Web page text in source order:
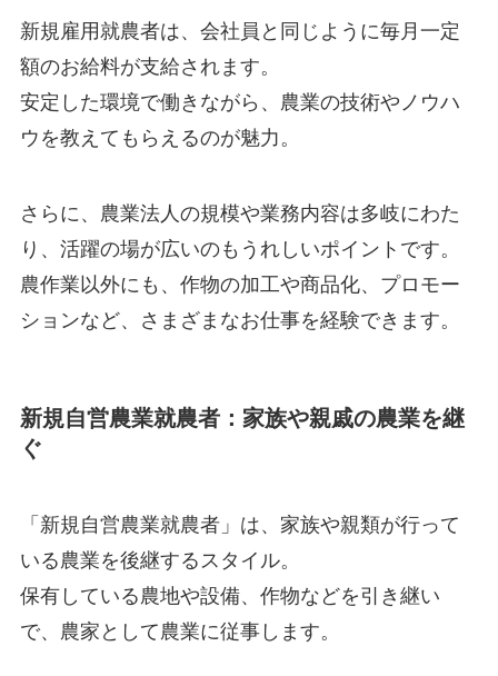
新規雇用就農者は、会社員と同じように毎月一定
額のお給料が支給されます。
安定した環境で働きながら、農業の技術やノウハ
ウを教えてもらえるのが魅力。
さらに、農業法人の規模や業務内容は多岐にわた
り、 活躍の場が広いのもうれしいポイント です。
農作業以外にも、作物の加工や商品化、プロモー
ションなど、さまざまなお仕事を経験できます。
新規自営農業就農者：家族や親戚の農業を継
ぐ
「新規自営農業就農者」 は、 家族や親類が行って
いる農業を後継するスタイル。
保有している農地や設備、作物などを引き継い
で、農家として農業に従事します。